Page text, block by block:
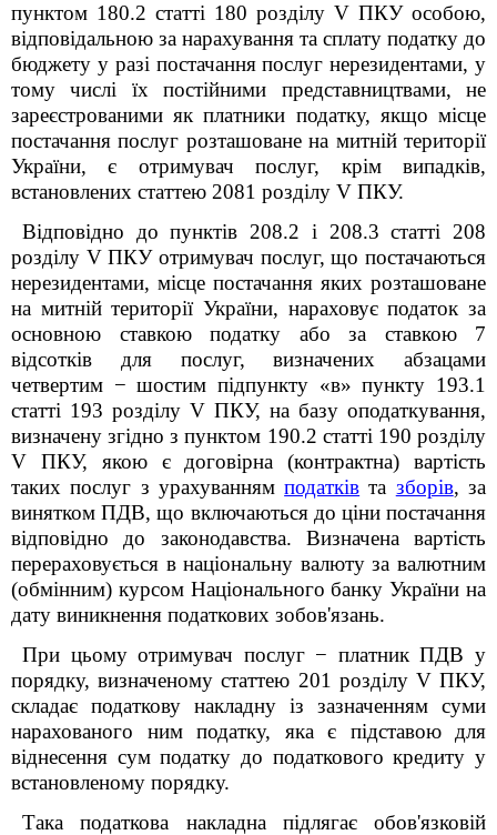
пунктом 180.2 статті 180 розділу V ПКУ особою,
відповідальною за нарахування та сплату податку до
бюджету у разі постачання послуг нерезидентами, у
тому числі їх постійними представництвами, не
зареєстрованими як платники податку, якщо місце
постачання послуг розташоване на митній території
України, є отримувач послуг, крім випадків,
встановлених статтею 2081 розділу V ПКУ.
Відповідно до пунктів 208.2 і 208.3 статті 208
розділу VПКУ отримувач послуг, що постачаються
нерезидентами, місце постачання яких розташоване
на митній території України, нараховує податок за
основною ставкою податку або за ставкою 7
відсотків для послуг, визначених абзацами
четвертим − шостим підпункту «в» пункту 193.1
статті 193 розділу V ПКУ, на базу оподаткування,
визначену згідно з пунктом 190.2 статті 190 розділу
V ПКУ, якою є договірна (контрактна) вартість
таких послуг з урахуваннямподатків та зборів, за
винятком ПДВ, що включаються до ціни постачання
відповідно до законодавства. Визначена вартість
перераховується в національну валюту за валютним
(обмінним) курсом Національного банку України на
дату виникнення податкових зобов'язань.
При цьому отримувач послуг − платник ПДВ у
порядку, визначеному статтею 201 розділу V ПКУ,
складає податкову накладну із зазначенням суми
нарахованого ним податку, яка є підставою для
віднесення сум податку до податкового кредиту у
встановленому порядку.
Така податкова накладна підлягає обов'язковій